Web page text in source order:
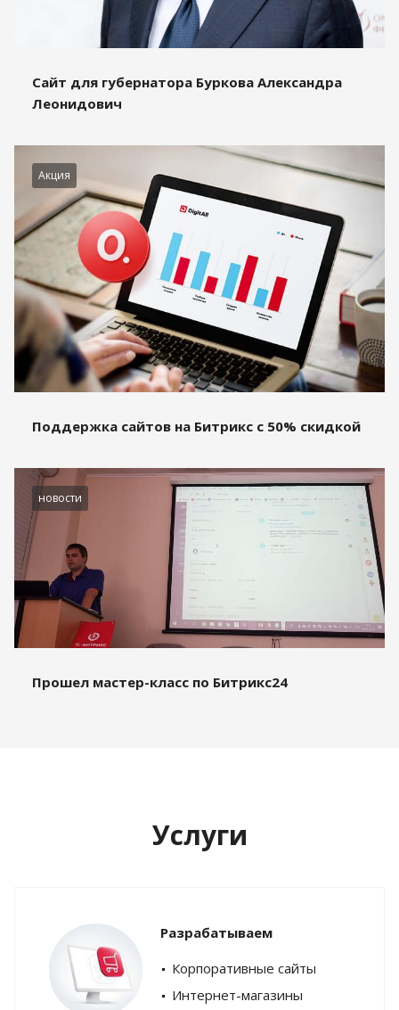
Сайт для губернатора Буркова Александра
Леонидович
Акция
Поддержка сайтов на Битрикс с 50% скидкой
новости
Прошел мастер-класс по Битрикс24
Услуги
Разрабатываем
Корпоративные сайты
Интернет-магазины